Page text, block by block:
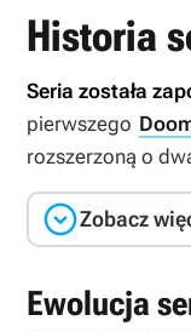
Historia
Seria została
pierwszego
rozszerzoną o
Zobacz
Ewolucja